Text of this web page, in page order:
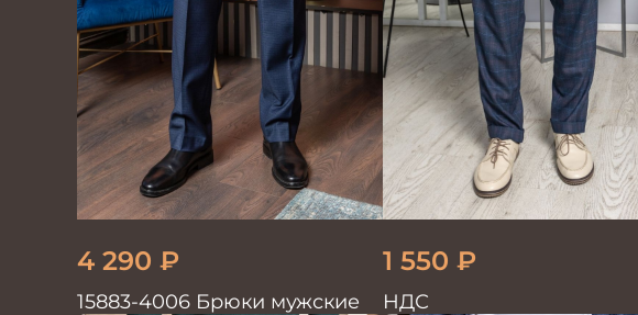
4 290 ₽
15883-4006 Брюки мужские
1 550 ₽
НДС